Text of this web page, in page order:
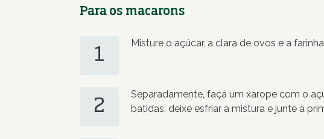
Para os macarons
1
Misture o açúcar, a clara de ovos e a
2
Separadamente, faça um xarope com o
batidas, deixe esfriar a mistura e junte à